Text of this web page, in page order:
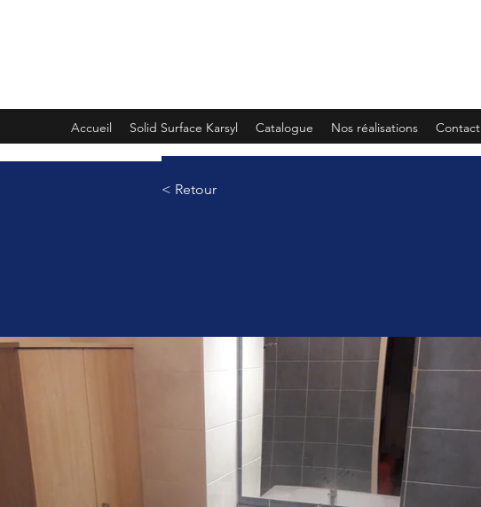
Accueil Solid Surface Karsyl Catalogue Nos réalisations Contact
< Retour